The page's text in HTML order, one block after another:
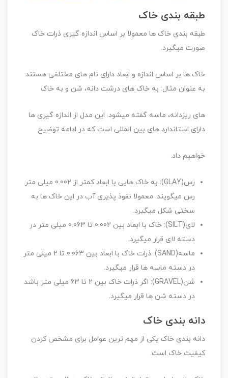
طبقه بندی خاک
طبقه بندی خاک ها معمولا بر اساس اندازه گیری ذرات خاک
صورت میگیرد.
خاک ها بر اساس اندازه و ابعاد دارای نام های مختلفی هستند
به عنوان مثال: به خاک های درشت دانه، شن و به خاک
های ریزدانه، ماسه گفته میشود. این مدل از اندازه گیری ها
دارای استاندارد های بین المللی است که در ادامه توضیح
خواهیم داد.
رس(GLAY): به خاک هایی با ابعاد کمتر از 0.002 میلی متر
رس میگویند. معمولا نفوذ پذیری آب در این خاک ها به
سختی شکل میگیرد.
لای(SILT): خاک با ابعاد بین 0.002 تا 0.063 میلی متر در
دسته لای قرار میگیرد.
ماسه(SAND): ذرات خاک با ابعاد بین 0.063 تا 2 میلی متر
در دسته ماسه ها قرار میگیرد.
شن(GRAVEL): اگر ذرات خاک بین 2 تا 63 میلی متر باشد
در دسته شن ها قرار میگیرد.
دانه بندی خاک
دانه بندی خاک یکی از مهم ترین عوامل برای مشخص کردن
کیفیت خاک است.